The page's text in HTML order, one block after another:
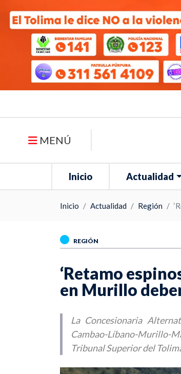
MENÚ
Inicio Actualidad
Inicio Actualidad Región
REGIÓN
‘Retamo
en Murillo
La Concesionaria
Cambao-Líbano-Murillo-
Tribunal Superior del